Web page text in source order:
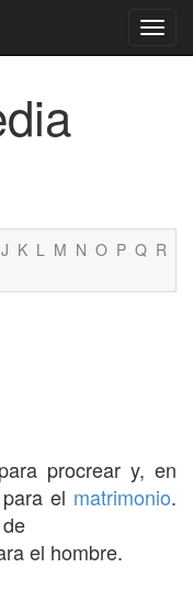
J K L M N O P Q R
procrear y, en
el matrimonio.
el hombre.